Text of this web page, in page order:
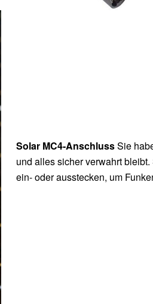
Solar MC4-AnschlussSie
und alles sicher verwahrt
ein- oder ausstecken, um